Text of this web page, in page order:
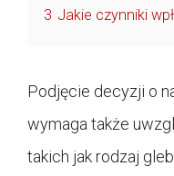
3 Jakie czynniki
Podjęcie decyzji o
wymaga także
takich jak rodzaj